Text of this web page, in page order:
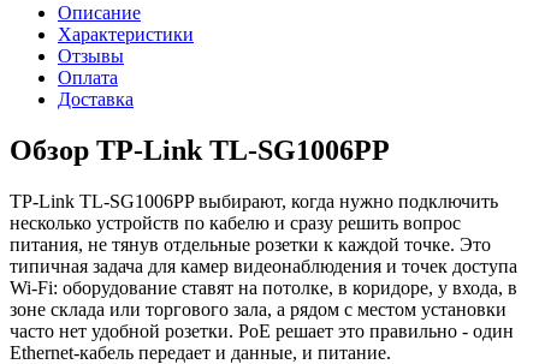
Описание
Характеристики
Отзывы
Оплата
Доставка
Обзор TP-Link TL-SG1006PP
TP-Link TL-SG1006PP выбирают, когда нужно подключить
несколько устройств по кабелю и сразу решить вопрос
питания, не тянув отдельные розетки к каждой точке. Это
типичная задача для камер видеонаблюдения и точек доступа
Wi-Fi: оборудование ставят на потолке, в коридоре, у входа, в
зоне склада или торгового зала, а рядом с местом установки
часто нет удобной розетки. PoE решает это правильно - один
Ethernet-кабель передает и данные, и питание.